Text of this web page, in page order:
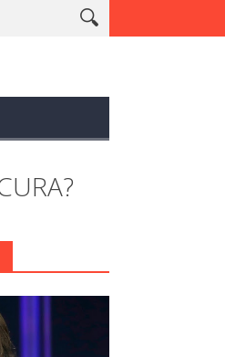
em celebração ao mês da